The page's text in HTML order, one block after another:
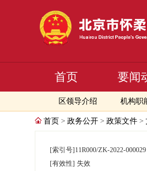
首页 要闻
区领导介绍 机构职
首页 > 政务公开 > 政策文件 >
[索引号] 11R000/ZK-2022-000029
[有效性] 失效